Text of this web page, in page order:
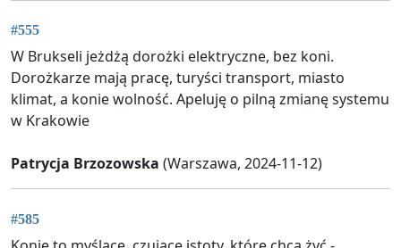
#555
W Brukseli jeżdżą dorożki elektryczne, bez koni.
Dorożkarze mają pracę, turyści transport, miasto
klimat, a konie wolność. Apeluję o pilną zmianę systemu
w Krakowie
Patrycja Brzozowska (Warszawa, 2024-11-12)
#585